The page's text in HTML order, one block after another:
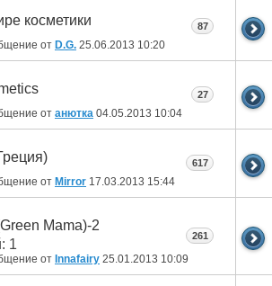
косметики
от D.G. 25.06.2013 10:20
87
от анютка 04.05.2013 10:04
27
от Mirror 17.03.2013 15:44
617
Mama)-2
от Innafairy 25.01.2013 10:09
261